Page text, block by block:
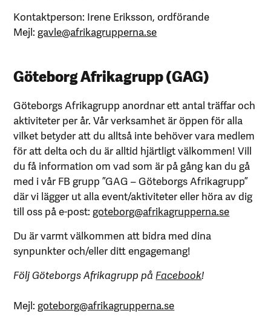
Kontaktperson: Irene Eriksson, ordförande
Mejl: gavle@afrikagrupperna.se
Göteborg Afrikagrupp (GAG)
Göteborgs Afrikagrupp anordnar ett antal träffar och
aktiviteter per år. Vår verksamhet är öppen för alla
vilket betyder att du alltså inte behöver vara medlem
för att delta och du är alltid hjärtligt välkommen! Vill
du få information om vad som är på gång kan du gå
med i vår FB grupp ”GAG – Göteborgs Afrikagrupp”
där vi lägger ut alla event/aktiviteter eller höra av dig
till oss på e-post: goteborg@afrikagrupperna.se
Du är varmt välkommen att bidra med dina
synpunkter och/eller ditt engagemang!
Följ Göteborgs Afrikagrupp på Facebook!
Mejl: goteborg@afrikagrupperna.se